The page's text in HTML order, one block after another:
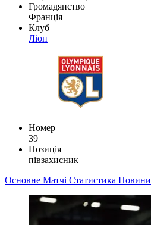
Громадянство
Франція
Клуб
Ліон
Номер
39
Позиція
півзахисник
Основне Матчі Статистика Новини